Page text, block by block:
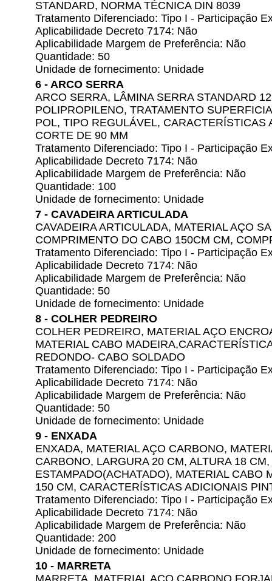
STANDARD, NORMA TÉCNICA DIN 8039
Tratamento Diferenciado: Tipo I - Participação
Aplicabilidade Decreto 7174: Não
Aplicabilidade Margem de Preferência: Não
Quantidade: 50
Unidade de fornecimento: Unidade
6 - ARCO SERRA
ARCO SERRA, LÂMINA SERRA STANDARD
POLIPROPILENO, TRATAMENTO
POL, TIPO REGULÁVEL,
CORTE DE 90 MM
Tratamento Diferenciado: Tipo I - Participação
Aplicabilidade Decreto 7174: Não
Aplicabilidade Margem de Preferência: Não
Quantidade: 100
Unidade de fornecimento: Unidade
7 - CAVADEIRA ARTICULADA
CAVADEIRA ARTICULADA, MATERIAL AÇO
COMPRIMENTO DO CABO 150CM CM,
Tratamento Diferenciado: Tipo I - Participação
Aplicabilidade Decreto 7174: Não
Aplicabilidade Margem de Preferência: Não
Quantidade: 50
Unidade de fornecimento: Unidade
8 - COLHER PEDREIRO
COLHER PEDREIRO, MATERIAL AÇO
MATERIAL CABO
REDONDO- CABO SOLDADO
Tratamento Diferenciado: Tipo I - Participação
Aplicabilidade Decreto 7174: Não
Aplicabilidade Margem de Preferência: Não
Quantidade: 50
Unidade de fornecimento: Unidade
9 - ENXADA
ENXADA, MATERIAL AÇO CARBONO,
CARBONO, LARGURA 20 CM, ALTURA 18
ESTAMPADO(ACHATADO), MATERIAL CABO
150 CM, CARACTERÍSTICAS ADICIONAIS
Tratamento Diferenciado: Tipo I - Participação
Aplicabilidade Decreto 7174: Não
Aplicabilidade Margem de Preferência: Não
Quantidade: 200
Unidade de fornecimento: Unidade
10 - MARRETA
MARRETA, MATERIAL AÇO CARBONO